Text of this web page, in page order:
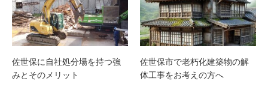
佐世保に自社処分場を持つ強
みとそのメリット
佐世保市で老朽化建築物の解
体工事をお考えの方へ